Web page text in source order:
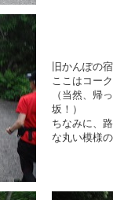
旧かんぽの
ここはコー
（当然、帰
坂！）
ちなみに、
な丸い模様